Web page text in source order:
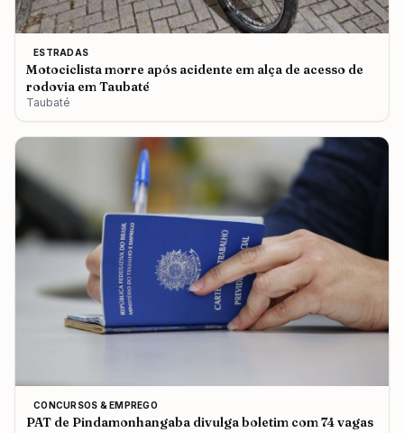
ESTRADAS
Motociclista morre após acidente em alça de acesso de
rodovia em Taubaté
Taubaté
CONCURSOS & EMPREGO
PAT de Pindamonhangaba divulga boletim com 74 vagas